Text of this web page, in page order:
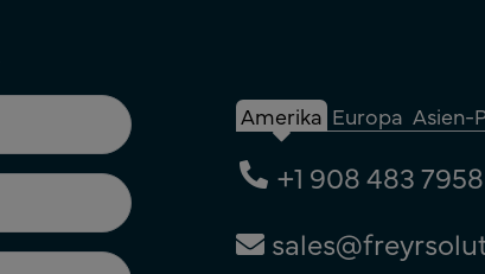
Amerika Europa Asien-
+1 908 483 7958